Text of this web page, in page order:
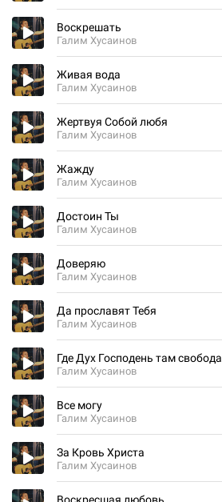
Воскрешать
Галим Хусаинов
Живая вода
Галим Хусаинов
Жертвуя Собой любя
Галим Хусаинов
Жажду
Галим Хусаинов
Достоин Ты
Галим Хусаинов
Доверяю
Галим Хусаинов
Да прославят Тебя
Галим Хусаинов
Где Дух Господень там свобода
Галим Хусаинов
Все могу
Галим Хусаинов
За Кровь Христа
Галим Хусаинов